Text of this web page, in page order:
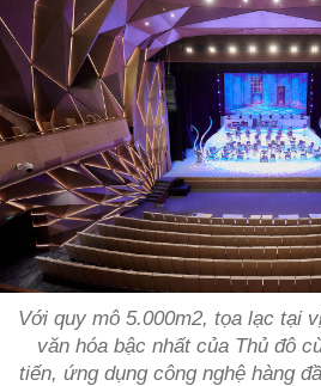
Với quy mô 5.000m2, tọa lạc tại
văn hóa bậc nhất của Thủ đô
tiến, ứng dụng công nghệ hàng